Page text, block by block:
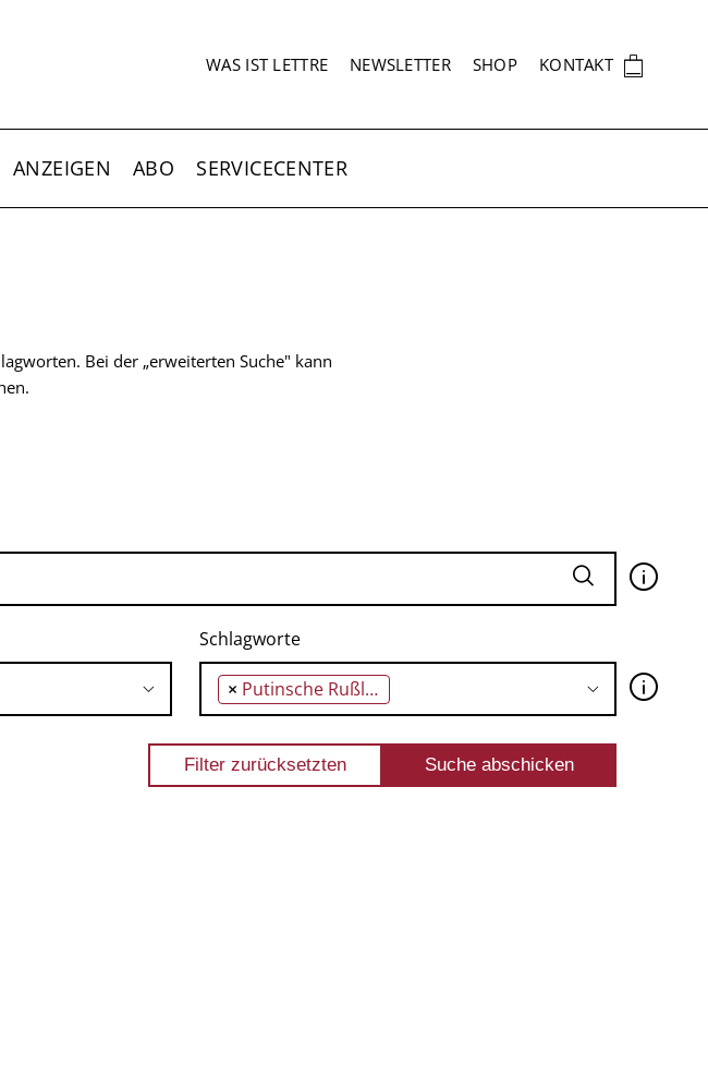
SEKUNDÄRNAVIGATION
WAS IST LETTRE NEWSLETTER SHOP KONTAKT 🛍
ANZEIGEN ABO SERVICECENTER
Bei der „erweiterten Suche" kann
🛈
Schlagworte
× Putinsche Rußland 🛈